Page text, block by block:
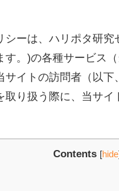
ーは、 ハリポタ研究
す。)の各種サービス
サイトの訪問者（以
取り扱う際に、当サイ
Contents [hide